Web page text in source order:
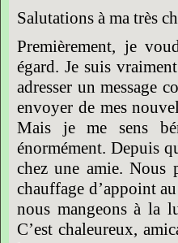
Salutations à ma très
Premièrement, je
égard. Je suis
adresser un message
envoyer de mes
Mais je me sens
énormément. Depuis
chez une amie. Nous
chauffage d’appoint
nous mangeons à la
C’est chaleureux,